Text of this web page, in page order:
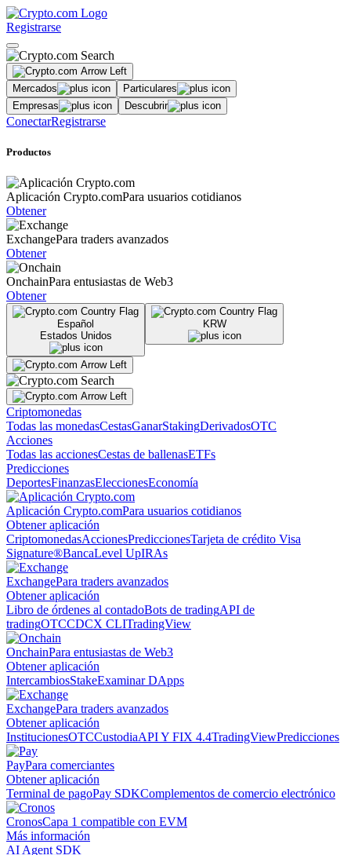
Registrarse
Mercados
Particulares
Empresas
Descubrir
ConectarRegistrarse
Productos
Aplicación Crypto.comPara usuarios cotidianos
Obtener
ExchangePara traders avanzados
Obtener
OnchainPara entusiastas de Web3
Obtener
Español
Estados Unidos
KRW
Criptomonedas
Todas las monedasCestasGanarStakingDerivadosOTC
Acciones
Todas las accionesCestas de ballenasETFs
Predicciones
DeportesFinanzasEleccionesEconomía
Aplicación Crypto.comPara usuarios cotidianos
Obtener aplicación
CriptomonedasAccionesPrediccionesTarjeta de crédito Visa
Signature®BancaLevel UpIRAs
ExchangePara traders avanzados
Obtener aplicación
Libro de órdenes al contadoBots de tradingAPI de
tradingOTCCDCX CLITradingView
OnchainPara entusiastas de Web3
Obtener aplicación
IntercambiosStakeExaminar DApps
ExchangePara traders avanzados
Obtener aplicación
InstitucionesOTCCustodiaAPI Y FIX 4.4TradingViewPredicciones
PayPara comerciantes
Obtener aplicación
Terminal de pagoPay SDKComplementos de comercio electrónico
CronosCapa 1 compatible con EVM
Más información
AI Agent SDK